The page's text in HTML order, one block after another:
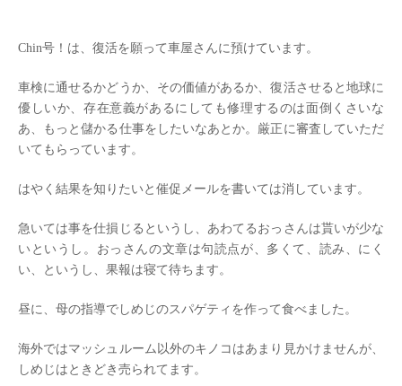
Chin号！は、復活を願って車屋さんに預けています。
車検に通せるかどうか、その価値があるか、復活させると地球に
優しいか、存在意義があるにしても修理するのは面倒くさいな
あ、もっと儲かる仕事をしたいなあとか。厳正に審査していただ
いてもらっています。
はやく結果を知りたいと催促メールを書いては消しています。
急いては事を仕損じるというし、あわてるおっさんは貰いが少な
いというし。おっさんの文章は句読点が、多くて、読み、にく
い、というし、果報は寝て待ちます。
昼に、母の指導でしめじのスパゲティを作って食べました。
海外ではマッシュルーム以外のキノコはあまり見かけませんが、
しめじはときどき売られてます。